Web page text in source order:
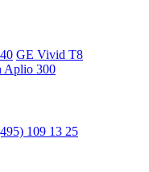
GE Vivid T8
Aplio 300
109 13 25